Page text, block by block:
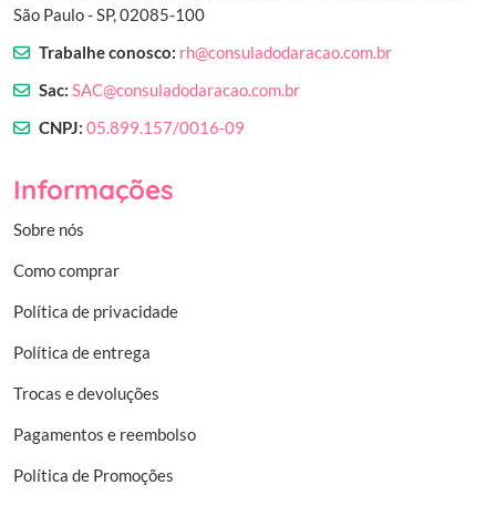
São Paulo - SP, 02085-100
Trabalhe conosco: rh@consuladodaracao.com.br
Sac: SAC@consuladodaracao.com.br
CNPJ: 05.899.157/0016-09
Informações
Sobre nós
Como comprar
Política de privacidade
Política de entrega
Trocas e devoluções
Pagamentos e reembolso
Política de Promoções